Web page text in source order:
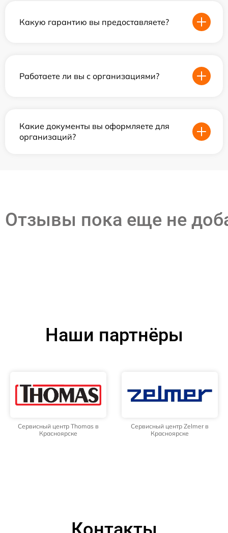
Какую гарантию вы предоставляете?
Работаете ли вы с организациями?
Какие документы вы оформляете для
организаций?
Отзывы пока еще не
Наши партнёры
Сервисный центр Thomas в
Красноярске
Сервисный центр Zelmer в
Красноярске